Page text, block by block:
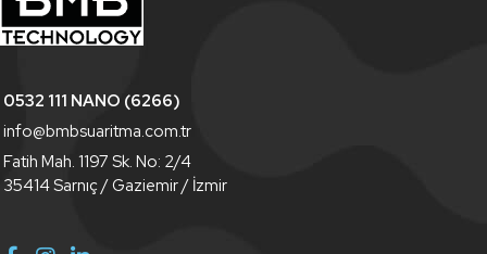
0532 111 NANO (6266)
info@bmbsuaritma.com.tr
Fatih Mah. 1197 Sk. No: 2/4
35414 Sarnıç / Gaziemir / İzmir